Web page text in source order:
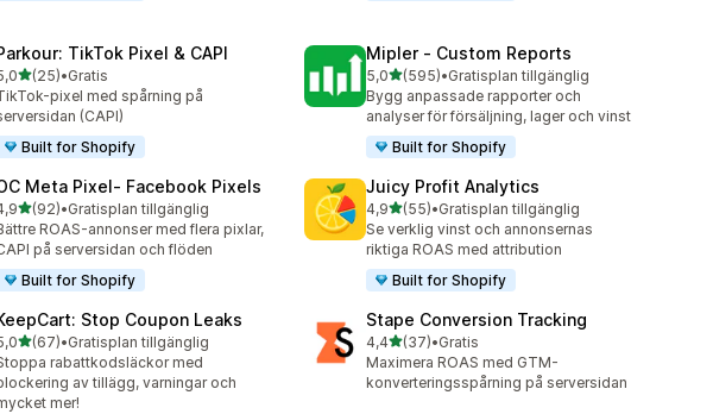
TikTok Pixel & CAPI
av 5 stjärnor
(25)
recensioner totalt
•Gratis
pixel med spårning på
(CAPI)
Built for Shopify
Mipler ‑ Custom Reports
5,0av 5 stjärnor
(595)
595 recensioner totalt
•Gratisplan tillgänglig
Bygg anpassade rapporter och
analyser för försäljning, lager och vinst
Built for Shopify
Meta Pixel‑ Facebook Pixels
av 5 stjärnor
(92)
recensioner totalt
•Gratisplan tillgänglig
ROAS-annonser med flera pixlar,
på serversidan och flöden
Built for Shopify
Juicy Profit Analytics
4,9av 5 stjärnor
(55)
55 recensioner totalt
•Gratisplan tillgänglig
Se verklig vinst och annonsernas
riktiga ROAS med attribution
Built for Shopify
Stop Coupon Leaks
av 5 stjärnor
(67)
recensioner totalt
•Gratisplan tillgänglig
rabattkodsläckor med
av tillägg, varningar och
mer!
Stape Conversion Tracking
4,4av 5 stjärnor
(37)
37 recensioner totalt
•Gratis
Maximera ROAS med GTM-
konverteringsspårning på serversidan